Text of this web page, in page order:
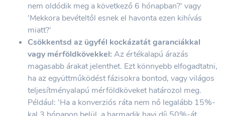
nem oldódik meg a következő 6 hónapban?' vagy
'Mekkora bevételtől esnek el havonta ezen kihívás
miatt?'
Csökkentsd az ügyfél kockázatát garanciákkal
vagy mérföldkövekkel: Az értékalapú árazás
magasabb árakat jelenthet. Ezt könnyebb elfogadtatni,
ha az együttműködést fázisokra bontod, vagy világos
teljesítményalapú mérföldköveket határozol meg.
Például: 'Ha a konverziós ráta nem nő legalább 15%-